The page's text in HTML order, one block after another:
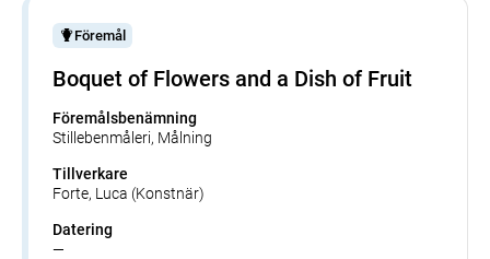
Föremål
Boquet of Flowers and a Dish of Fruit
Föremålsbenämning
Stillebenmåleri, Målning
Tillverkare
Forte, Luca (Konstnär)
Datering
—